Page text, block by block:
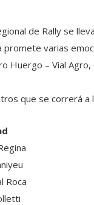
de Rally se
promete varias
Huergo – Vial
que se correrá a